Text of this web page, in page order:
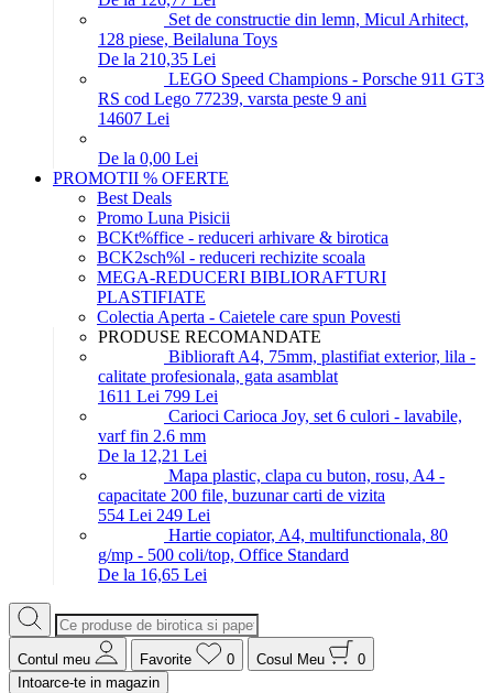
Set de constructie din lemn, Micul Arhitect,
128 piese, Beilaluna Toys
De la 210,35 Lei
LEGO Speed Champions - Porsche 911 GT3
RS cod Lego 77239, varsta peste 9 ani
14607 Lei
De la 0,00 Lei
PROMOTII % OFERTE
Best Deals
Promo Luna Pisicii
BCKt%ffice - reduceri arhivare & birotica
BCK2sch%l - reduceri rechizite scoala
MEGA-REDUCERI BIBLIORAFTURI
PLASTIFIATE
Colectia Aperta - Caietele care spun Povesti
PRODUSE RECOMANDATE
Biblioraft A4, 75mm, plastifiat exterior, lila -
calitate profesionala, gata asamblat
1611 Lei 799 Lei
Carioci Carioca Joy, set 6 culori - lavabile,
varf fin 2.6 mm
De la 12,21 Lei
Mapa plastic, clapa cu buton, rosu, A4 -
capacitate 200 file, buzunar carti de vizita
554 Lei 249 Lei
Hartie copiator, A4, multifunctionala, 80
g/mp - 500 coli/top, Office Standard
De la 16,65 Lei
Contul meu Favorite 0 Cosul Meu
0
Intoarce-te in magazin